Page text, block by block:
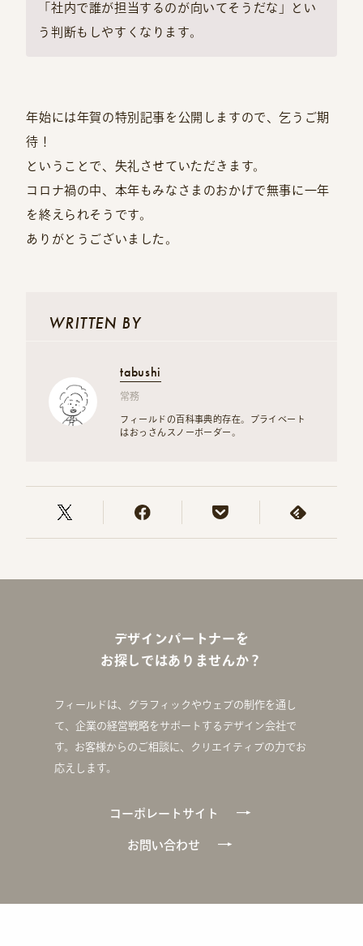
「社内で誰が担当するのが向いてそうだな」とい
う判断もしやすくなります。
年始には年賀の特別記事を公開しますので、乞うご期
待！
ということで、失礼させていただきます。
コロナ禍の中、本年もみなさまのおかげで無事に一年
を終えられそうです。
ありがとうございました。
WRITTEN BY
tabushi
常務
フィールドの百科事典的存在。プライベート
はおっさんスノーボーダー。
デザインパートナーを
お探しではありませんか？
フィールドは、グラフィックやウェブの制作を通し
て、企業の経営戦略をサポートするデザイン会社で
す。お客様からのご相談に、クリエイティブの力でお
応えします。
コーポレートサイト
お問い合わせ